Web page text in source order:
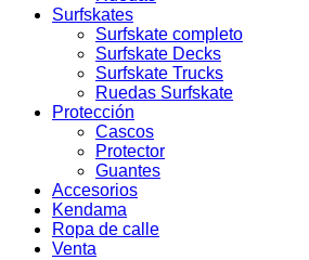
Surfskates
Surfskate completo
Surfskate Decks
Surfskate Trucks
Ruedas Surfskate
Protección
Cascos
Protector
Guantes
Accesorios
Kendama
Ropa de calle
Venta